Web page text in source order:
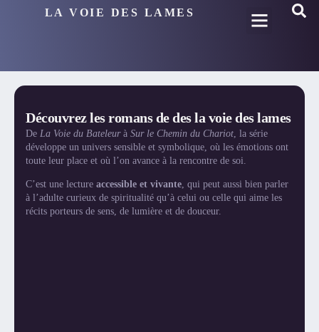
LA VOIE DES LAMES
Découvrez les romans de des la voie des lames
De La Voie du Bateleurà Sur le Chemin du Chariot, la série
développe un univers sensible et symbolique, où les émotions ont
toute leur place et où l’on avance à la rencontre de soi.
C’est une lecture accessible et vivante, qui peut aussi bien parler
à l’adulte curieux de spiritualité qu’à celui ou celle qui aime les
récits porteurs de sens, de lumière et de douceur.